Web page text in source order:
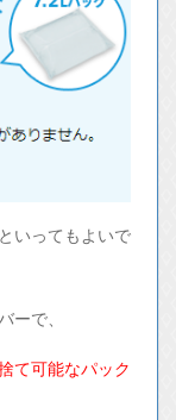
いってもよいで
ーで、
て可能なパック